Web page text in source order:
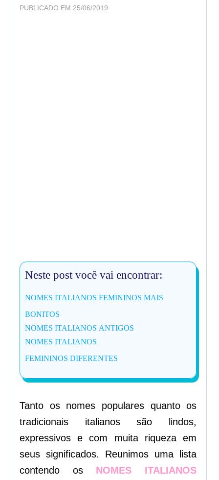
PUBLICADO EM 25/06/2019
Neste post você vai encontrar:
NOMES ITALIANOS FEMININOS MAIS
BONITOS
NOMES ITALIANOS ANTIGOS
NOMES ITALIANOS
FEMININOS DIFERENTES
Tanto os nomes populares quanto os
tradicionais italianos são lindos,
expressivos e com muita riqueza em
seus significados. Reunimos uma lista
contendo os NOMES ITALIANOS